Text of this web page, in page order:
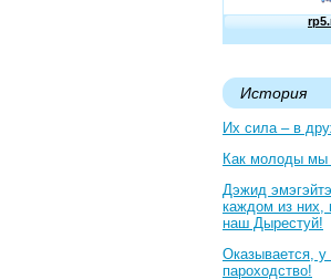
История
Их сила – в
Как молоды
Дэжид
каждом из них,
наш Дырестуй!
Оказывается,
пароходство!